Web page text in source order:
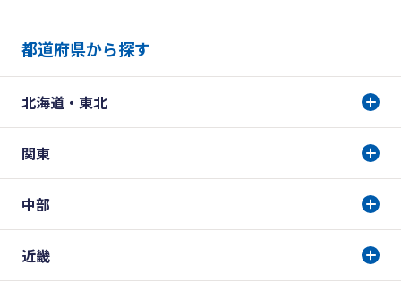
都道府県から探す
北海道・東北
関東
中部
近畿